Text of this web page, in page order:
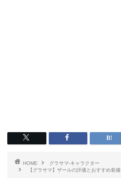
HOME
グラサマ-キャラクター
【グラサマ】ザールの評価とおすすめ装備